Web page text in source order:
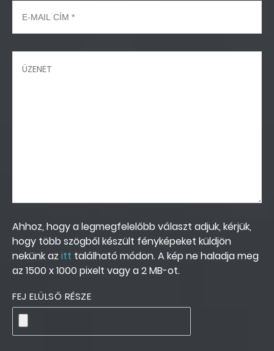
Ahhoz, hogy a legmegfelelőbb választ adjuk, kérjük,
hogy több szögből készült fényképeket küldjön
nekünk az itt található módon. A kép ne haladja meg
az 1500 x 1000 pixelt vagy a 2 MB-ot.
FEJ ELÜLSŐ RÉSZE